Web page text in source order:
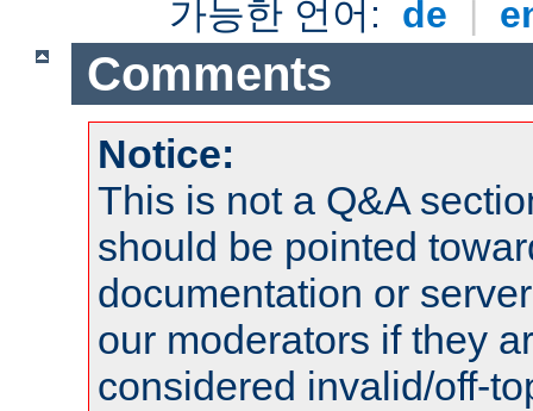
가능한 언어: de |
Comments
Notice:
This is not a Q&A
should be pointed
documentation or
our moderators if they
considered invalid/off-